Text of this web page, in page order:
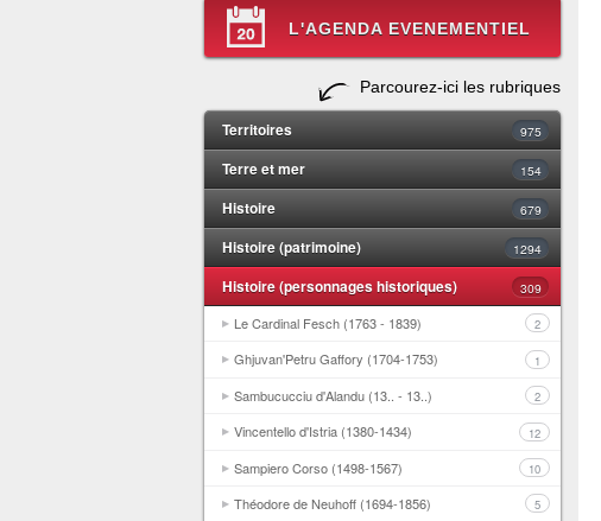
L'AGENDA EVENEMENTIEL
Parcourez-ici les rubriques
Territoires 975
Terre et mer 154
Histoire 679
Histoire (patrimoine) 1294
Histoire (personnages historiques) 309
Le Cardinal Fesch (1763 - 1839) 2
Ghjuvan'Petru Gaffory (1704-1753) 1
Sambucucciu d'Alandu (13.. - 13..) 2
Vincentello d'Istria (1380-1434) 12
Sampiero Corso (1498-1567) 10
Théodore de Neuhoff (1694-1856) 5